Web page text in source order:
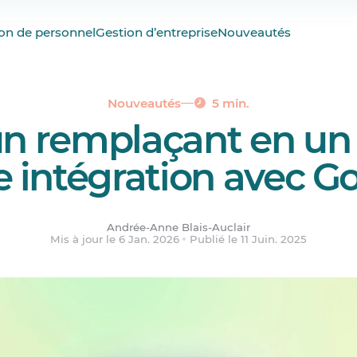
de personnelGestion d’entrepriseNouveautés
Nouveautés 5 min.
remplaçant en
intégration avec
Andrée-Anne Blais-Auclair
Mis à jour le 6 Jan. 2026
Publié le 11 Juin. 2025
est un plus pour les clients d’Agendrix
ce que ça veut dire pour l’avenir